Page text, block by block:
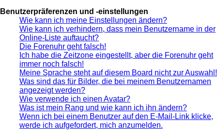
Benutzerpräferenzen und -einstellungen
Wie kann ich meine Einstellungen ändern?
Wie kann ich verhindern, dass mein Benutzername in der
Online-Liste auftaucht?
Die Forenuhr geht falsch!
Ich habe die Zeitzone eingestellt, aber die Forenuhr geht
immer noch falsch!
Meine Sprache steht auf diesem Board nicht zur Auswahl!
Was sind das für Bilder, die bei meinem Benutzernamen
angezeigt werden?
Wie verwende ich einen Avatar?
Was ist mein Rang und wie kann ich ihn ändern?
Wenn ich bei einem Benutzer auf den E-Mail-Link klicke,
werde ich aufgefordert, mich anzumelden.